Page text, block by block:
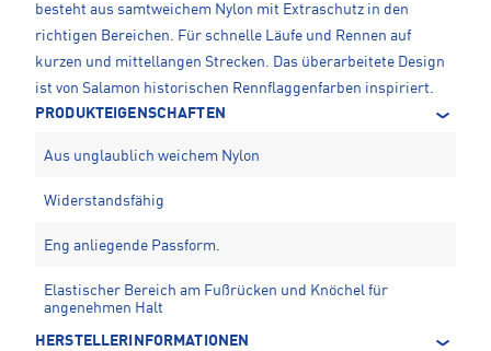
besteht aus samtweichem Nylon mit Extraschutz in den
richtigen Bereichen. Für schnelle Läufe und Rennen auf
kurzen und mittellangen Strecken. Das überarbeitete Design
ist von Salamon historischen Rennflaggenfarben inspiriert.
PRODUKTEIGENSCHAFTEN
Aus unglaublich weichem Nylon
Widerstandsfähig
Eng anliegende Passform.
Elastischer Bereich am Fußrücken und Knöchel für
angenehmen Halt
HERSTELLERINFORMATIONEN